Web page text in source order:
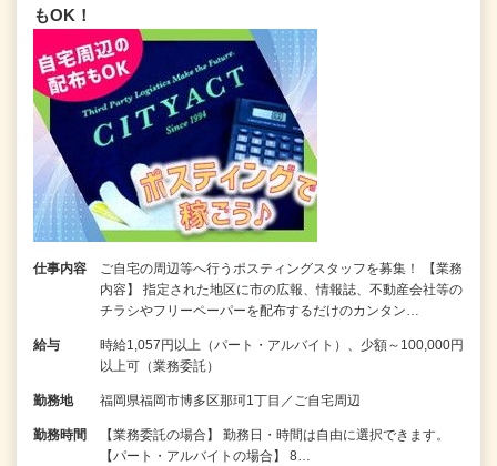
もOK！
仕事内容
ご自宅の周辺等へ行うポスティングスタッフを募集！ 【業務
内容】 指定された地区に市の広報、情報誌、不動産会社等の
チラシやフリーペーパーを配布するだけのカンタン…
給与
時給1,057円以上（パート・アルバイト）、少額～100,000円
以上可（業務委託）
勤務地 福岡県福岡市博多区那珂1丁目／ご自宅周辺
勤務時間
【業務委託の場合】 勤務日・時間は自由に選択できます。
【パート・アルバイトの場合】 8…